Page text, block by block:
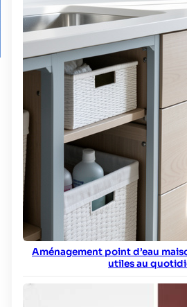
Aménagement point d’eau
utiles au